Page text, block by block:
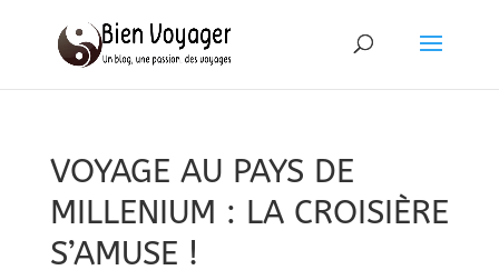
VOYAGE AU PAYS DE
MILLENIUM : LA CROISIÈRE
S’AMUSE !